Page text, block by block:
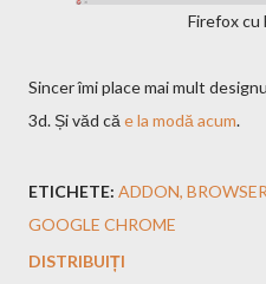
Firefox cu
Sincer îmi place mai mult
3d. Și văd că e la modă acum.
ETICHETE: ADDON BROWSER
GOOGLE CHROME
DISTRIBUIȚI